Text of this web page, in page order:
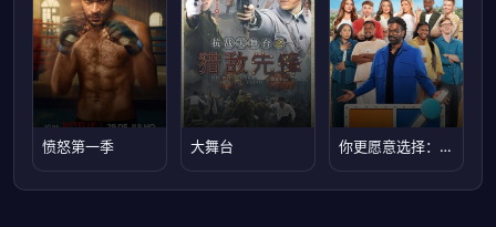
愤怒第一季 大舞台 你更愿意选择：生存